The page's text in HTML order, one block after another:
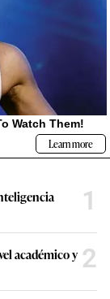
1
académico y 2